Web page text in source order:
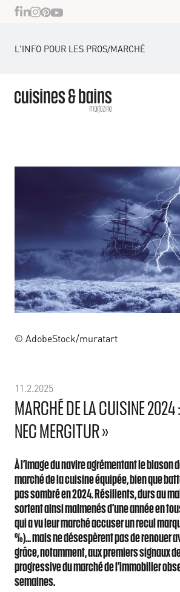
L'INFO POUR LES PROS/MARCHÉ
© AdobeStock/muratart
11.2.2025
MARCHÉ DE LA CUISINE 2024
NEC MERGITUR »
À l’image du navire agrémentant le blason
marché de la cuisine équipée, bien que
pas sombré en 2024. Résilients, durs au
sortent ainsi malmenés d’une année en
qui a vu leur marché accuser un recul
%)... mais ne désespèrent pas de renouer
grâce, notamment, aux premiers signaux
progressive du marché de l’immobilier
semaines.